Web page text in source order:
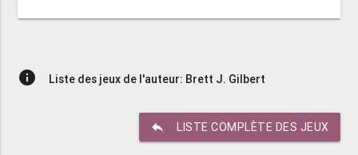
info Liste des jeux de l'auteur: Brett J. Gilbert
reply LISTE COMPLÈTE DES JEUX